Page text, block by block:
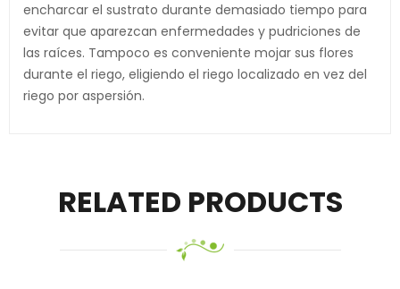
encharcar el sustrato durante demasiado tiempo para
evitar que aparezcan enfermedades y pudriciones de
las raíces. Tampoco es conveniente mojar sus flores
durante el riego, eligiendo el riego localizado en vez del
riego por aspersión.
RELATED PRODUCTS